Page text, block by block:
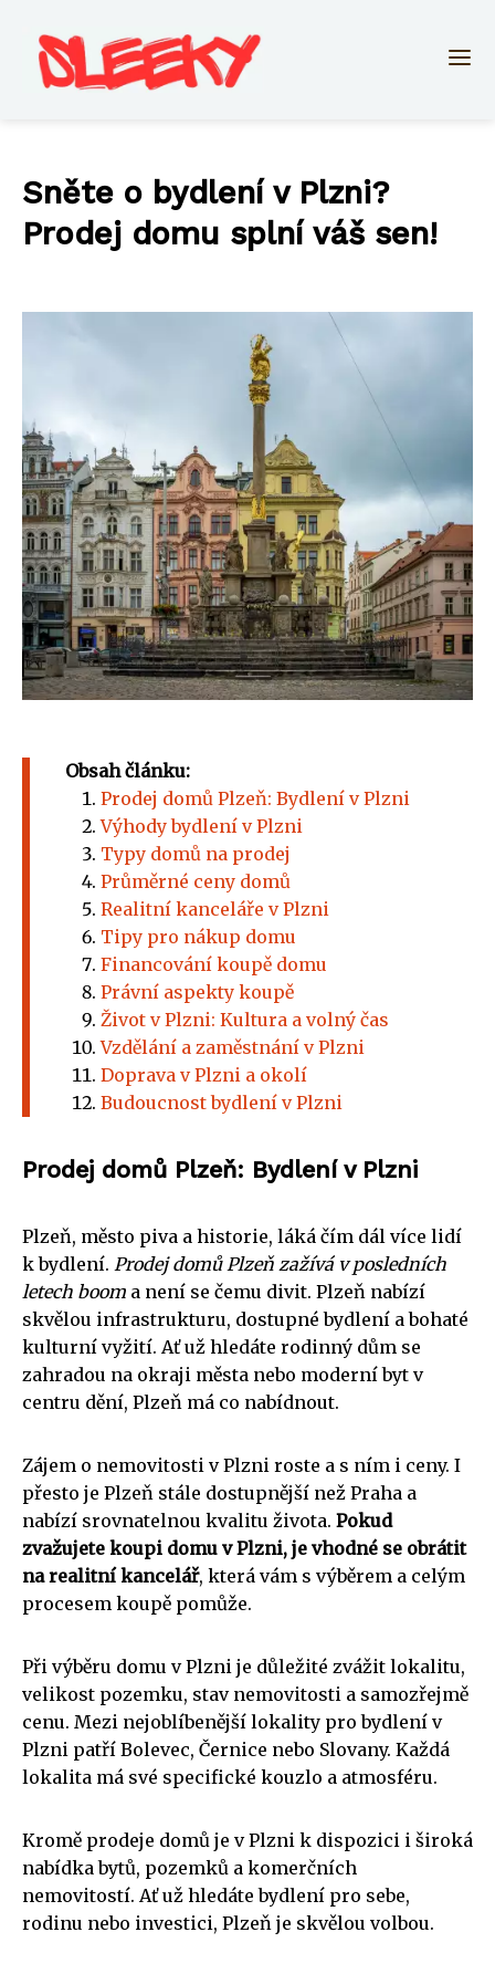
Sněte o bydlení v Plzni?
Prodej domu splní váš sen!
Obsah článku:
Prodej domů Plzeň: Bydlení v Plzni
Výhody bydlení v Plzni
Typy domů na prodej
Průměrné ceny domů
Realitní kanceláře v Plzni
Tipy pro nákup domu
Financování koupě domu
Právní aspekty koupě
Život v Plzni: Kultura a volný čas
Vzdělání a zaměstnání v Plzni
Doprava v Plzni a okolí
Budoucnost bydlení v Plzni
Prodej domů Plzeň: Bydlení v Plzni
Plzeň, město piva a historie, láká čím dál více lidí
k bydlení. Prodej domů Plzeň zažívá v posledních
letech boom a není se čemu divit. Plzeň nabízí
skvělou infrastrukturu, dostupné bydlení a bohaté
kulturní vyžití. Ať už hledáte rodinný dům se
zahradou na okraji města nebo moderní byt v
centru dění, Plzeň má co nabídnout.
Zájem o nemovitosti v Plzni roste a s ním i ceny. I
přesto je Plzeň stále dostupnější než Praha a
nabízí srovnatelnou kvalitu života. Pokud
zvažujete koupi domu v Plzni, je vhodné se obrátit
na realitní kancelář, která vám s výběrem a celým
procesem koupě pomůže.
Při výběru domu v Plzni je důležité zvážit lokalitu,
velikost pozemku, stav nemovitosti a samozřejmě
cenu. Mezi nejoblíbenější lokality pro bydlení v
Plzni patří Bolevec, Černice nebo Slovany. Každá
lokalita má své specifické kouzlo a atmosféru.
Kromě prodeje domů je v Plzni k dispozici i široká
nabídka bytů, pozemků a komerčních
nemovitostí. Ať už hledáte bydlení pro sebe,
rodinu nebo investici, Plzeň je skvělou volbou.